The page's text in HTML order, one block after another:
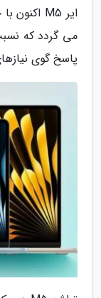
می گردد که
پاسخ گوی